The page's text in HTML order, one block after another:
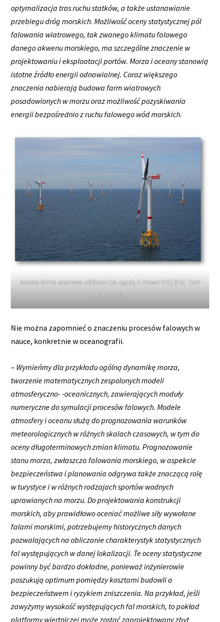
optymalizacja tras ruchu statków, a także ustanawianie
przebiegu dróg morskich. Możliwość oceny statystycznej pól
falowania wiatrowego, tak zwanego klimatu falowego
danego akwenu morskiego, ma szczególne znaczenie w
projektowaniu i eksploatacji portów. Morza i oceany stanowią
istotne źródło energii odnawialnej. Coraz większego
znaczenia nabierają budowa farm wiatrowych
posadowionych w morzu oraz możliwość pozyskiwania
energii bezpośrednio z ruchu falowego wód morskich.
Morska farma wiatrowa offshore (za zgodą C-Power N.V.) (Fot. Tom
D’Haenes).
Nie można zapomnieć o znaczeniu procesów falowych w
nauce, konkretnie w oceanografii.
– Wymieńmy dla przykładu ogólną dynamikę morza,
tworzenie matematycznych zespolonych modeli
atmosferyczno- -oceanicznych, zawierających moduły
numeryczne do symulacji procesów falowych. Modele
atmosfery i oceanu służą do prognozowania warunków
meteorologicznych w różnych skalach czasowych, w tym do
oceny długoterminowych zmian klimatu. Prognozowanie
stanu morza, zwłaszcza falowania morskiego, w aspekcie
bezpieczeństwa i planowania odgrywa także znaczącą rolę
w turystyce i w różnych rodzajach sportów wodnych
uprawianych na morzu. Do projektowania konstrukcji
morskich, aby prawidłowo oceniać możliwe siły wywołane
falami morskimi, potrzebujemy historycznych danych
pozwalających na obliczanie charakterystyk statystycznych
fal występujących w danej lokalizacji. Te oceny statystyczne
powinny być bardzo dokładne, ponieważ inżynierowie
poszukują optimum pomiędzy kosztami budowli a
bezpieczeństwem i ryzykiem zniszczenia. Na przykład, jeśli
zawyżymy wysokość występujących fal morskich, to pokład
platformy wiertniczej może zostać zaprojektowany zbyt